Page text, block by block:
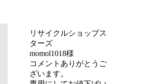
リサイクルショップス
ターズ
momol1018様
コメントありがとうご
ざいます。